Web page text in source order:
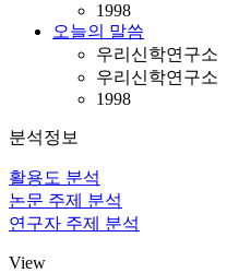
1998
오늘의 말씀
우리신학연구소
우리신학연구소
1998
분석정보
활용도 분석
논문 주제 분석
연구자 주제 분석
View